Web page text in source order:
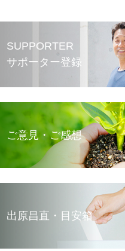
SUPPORTER
サポーター登録
ご意見・ご感想
出原昌直・目安箱